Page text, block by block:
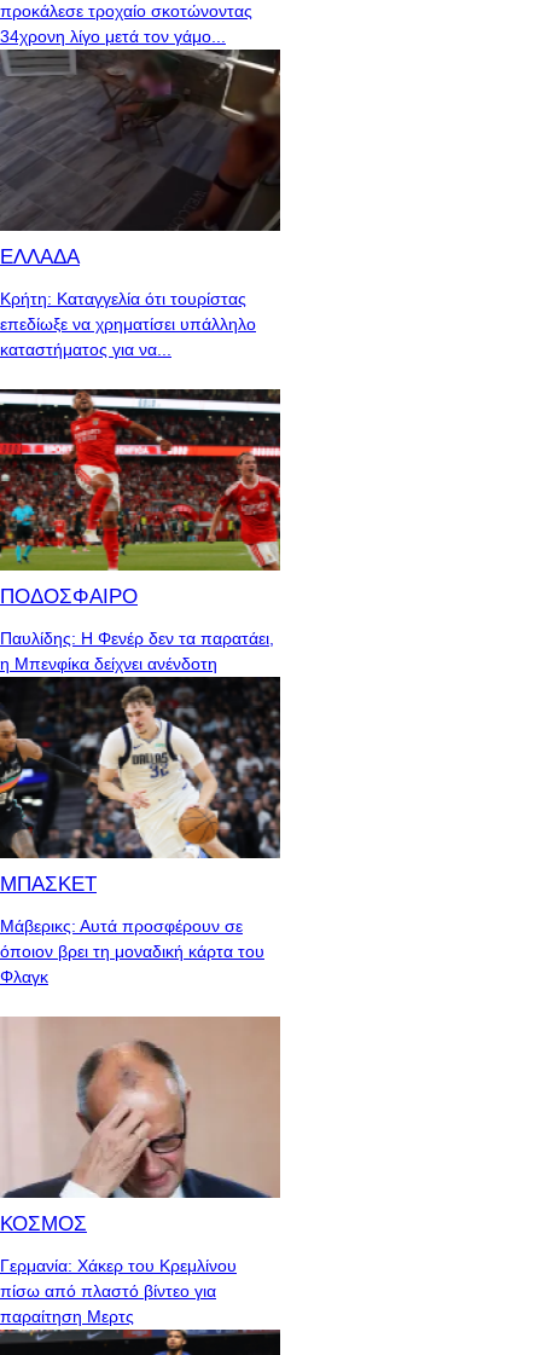
προκάλεσε τροχαίο σκοτώνοντας
34χρονη λίγο μετά τον γάμο...
ΕΛΛΑΔΑ
Κρήτη: Καταγγελία ότι τουρίστας
επεδίωξε να χρηματίσει υπάλληλο
καταστήματος για να...
ΠΟΔΟΣΦΑΙΡΟ
Παυλίδης: Η Φενέρ δεν τα παρατάει,
η Μπενφίκα δείχνει ανένδοτη
ΜΠΑΣΚΕΤ
Μάβερικς: Αυτά προσφέρουν σε
όποιον βρει τη μοναδική κάρτα του
Φλαγκ
ΚΟΣΜΟΣ
Γερμανία: Χάκερ του Κρεμλίνου
πίσω από πλαστό βίντεο για
παραίτηση Μερτς